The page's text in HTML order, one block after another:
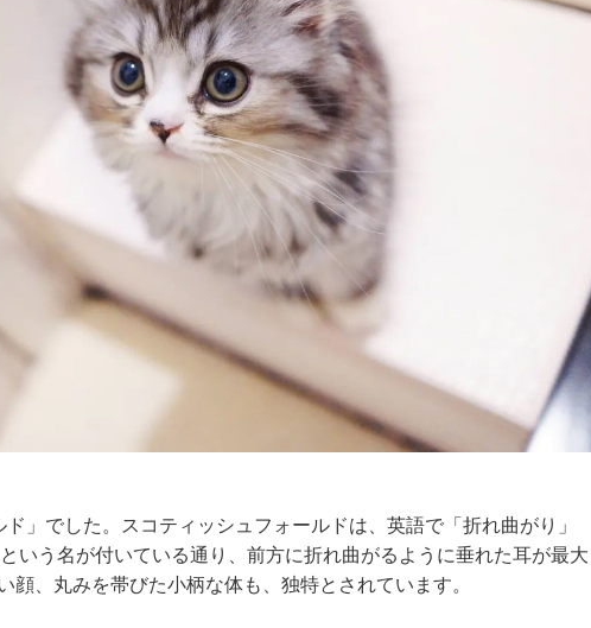
」でした。スコティッシュフォールドは、英語で「折れ曲がり」
いう名が付いている通り、前方に折れ曲がるように垂れた耳が最大
顔、丸みを帯びた小柄な体も、独特とされています。